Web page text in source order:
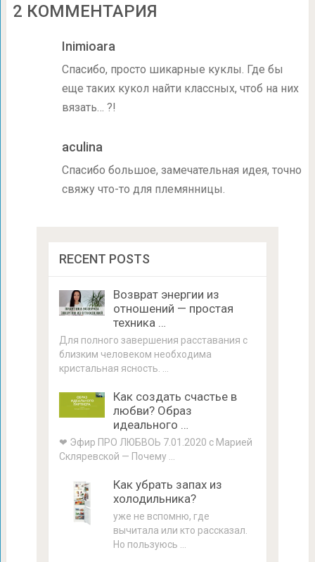
2 КОММЕНТАРИЯ
Inimioara
Спасибо, просто шикарные куклы. Где бы
еще таких кукол найти классных, чтоб на них
вязать… ?!
aculina
Спасибо большое, замечательная идея, точно
свяжу что-то для племянницы.
RECENT POSTS
Возврат энергии из
отношений — простая
техника …
Для полного завершения расставания с
близким человеком необходима
кристальная ясность. …
Как создать счастье в
любви? Образ
идеального …
❤ Эфир ПРО ЛЮБВОЬ 7.01.2020 с Марией
Скляревской — Почему …
Как убрать запах из
холодильника?
уже не вспомню, где
вычитала или кто рассказал.
Но пользуюсь …